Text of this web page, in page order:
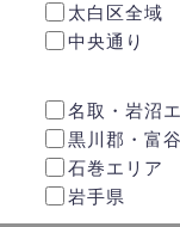
太白区全域
中央通り
名取・岩沼
黒川郡・富
石巻エリア
岩手県